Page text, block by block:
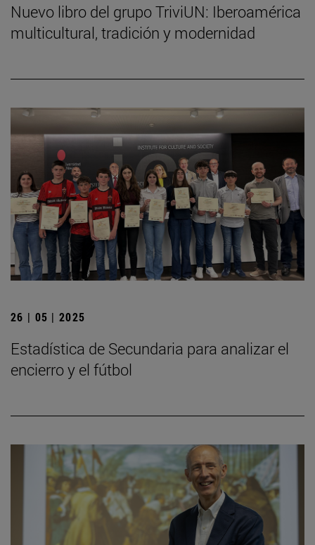
Nuevo libro del grupo TriviUN: Iberoamérica
multicultural, tradición y modernidad
26 | 05 | 2025
Estadística de Secundaria para analizar el
encierro y el fútbol